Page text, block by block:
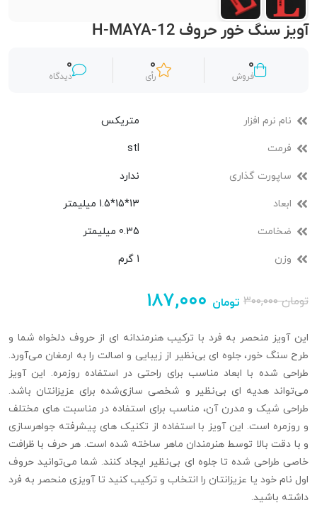
آویز سنگ خور حروف H-MAYA-12
0
فروش
0
رأی
0
دیدگاه
نام نرم افزار متریکس
فرمت stl
ساپورت گذاری ندارد
ابعاد 13*15*1.5 میلیمتر
ضخامت 0.35 میلیمتر
وزن 1 گرم
۳۰۰,۰۰۰تومان ۱۸۷,۰۰۰ تومان
این آویز منحصر به فرد با ترکیب هنرمندانه‌ ای از حروف دلخواه شما و
طرح سنگ‌ خور، جلوه‌ ای بی‌نظیر از زیبایی و اصالت را به ارمغان می‌آورد.
طراحی شده با ابعاد مناسب برای راحتی در استفاده روزمره. این آویز
می‌تواند هدیه‌ ای بی‌نظیر و شخصی‌ سازی‌شده برای عزیزانتان باشد.
طراحی شیک و مدرن آن، مناسب برای استفاده در مناسبت‌ های مختلف
و روزمره است. این آویز با استفاده از تکنیک‌ های پیشرفته جواهرسازی
و با دقت بالا توسط هنرمندان ماهر ساخته شده است. هر حرف با ظرافت
خاصی طراحی شده تا جلوه‌ ای بی‌نظیر ایجاد کنند. شما می‌توانید حروف
اول نام خود یا عزیزانتان را انتخاب و ترکیب کنید تا آویزی منحصر به فرد
داشته باشید.